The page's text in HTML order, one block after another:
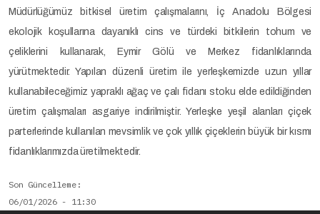
Müdürlüğümüz bitkisel üretim çalışmalarını, İç Anadolu Bölgesi
ekolojik koşullarına dayanıklı cins ve türdeki bitkilerin tohum ve
çeliklerini kullanarak, Eymir Gölü ve Merkez fidanlıklarında
yürütmektedir. Yapılan düzenli üretim ile yerleşkemizde uzun yıllar
kullanabileceğimiz yapraklı ağaç ve çalı fidanı stoku elde edildiğinden
üretim çalışmaları asgariye indirilmiştir. Yerleşke yeşil alanları çiçek
parterlerinde kullanılan mevsimlik ve çok yıllık çiçeklerin büyük bir kısmı
fidanlıklarımızda üretilmektedir.
Son Güncelleme
06/01/2026 - 11:30